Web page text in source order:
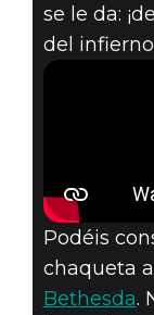
se le da:
del
Podéis
chaqueta
Bethesda.